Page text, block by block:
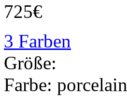
725€
3 Farben
Größe:
Farbe: porcelain